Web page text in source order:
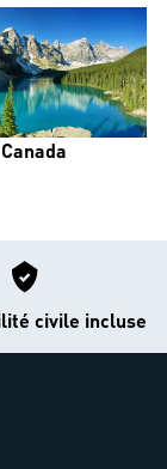
Canada
civile incluse